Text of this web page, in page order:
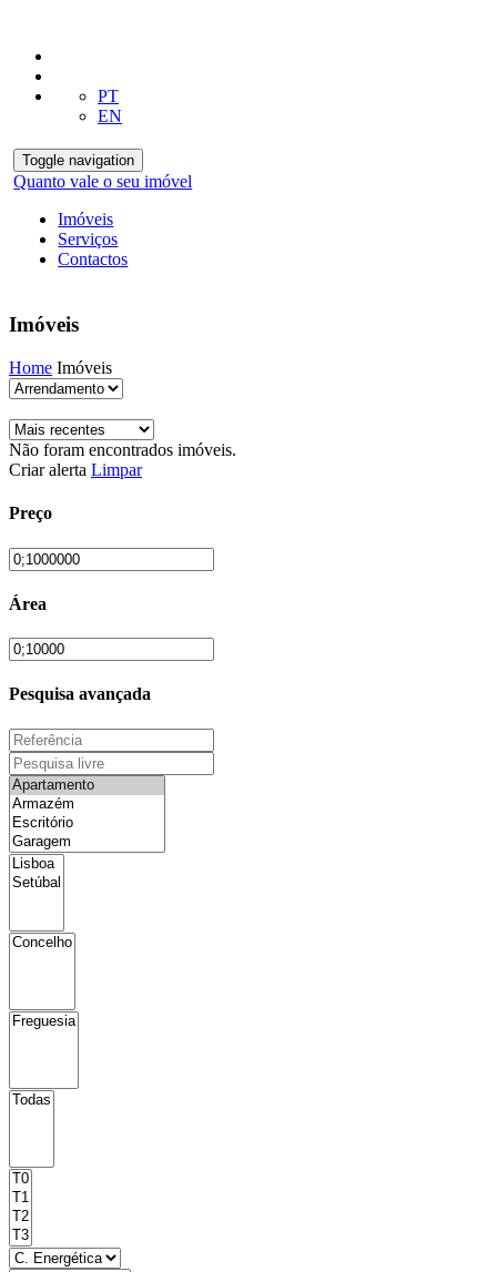
PT
EN
Toggle navigation
Quanto vale o seu imóvel
Imóveis
Serviços
Contactos
Imóveis
Home Imóveis
Não foram encontrados imóveis.
Criar alerta Limpar
Preço
Área
Pesquisa avançada